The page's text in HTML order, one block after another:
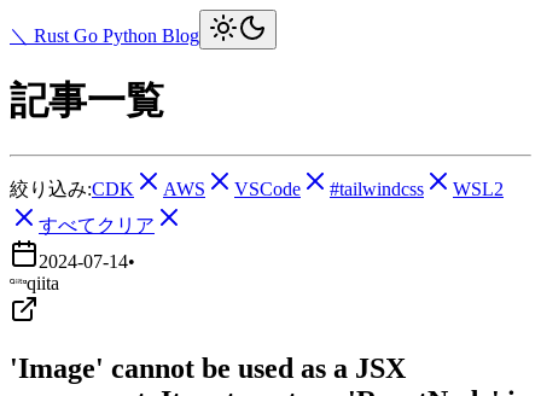
＼ Rust Go Python Blog
記事一覧
絞り込み:CDK AWS VSCode #tailwindcss
WSL2
すべてクリア
2024-07-14•
qiita
'Image' cannot be used as a JSX